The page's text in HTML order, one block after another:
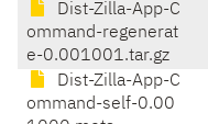
Dist-Zilla-App-C
ommand-regenerat
e-0.001001.tar.gz
Dist-Zilla-App-C
ommand-self-0.00